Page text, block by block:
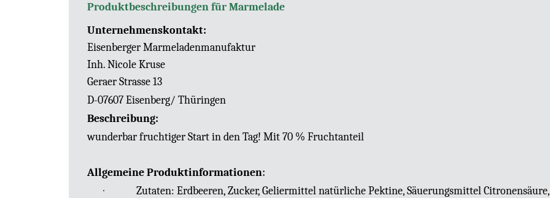
Produktbeschreibungen für Marmelade
Unternehmenskontakt:
Eisenberger Marmeladenmanufaktur
Inh. Nicole Kruse
Geraer Strasse 13
D-07607 Eisenberg/ Thüringen
Beschreibung:
wunderbar fruchtiger Start in den Tag! Mit 70 % Fruchtanteil
Allgemeine Produktinformationen:
· Zutaten: Erdbeeren, Zucker, Geliermittel natürliche Pektine, Säuerungsmittel